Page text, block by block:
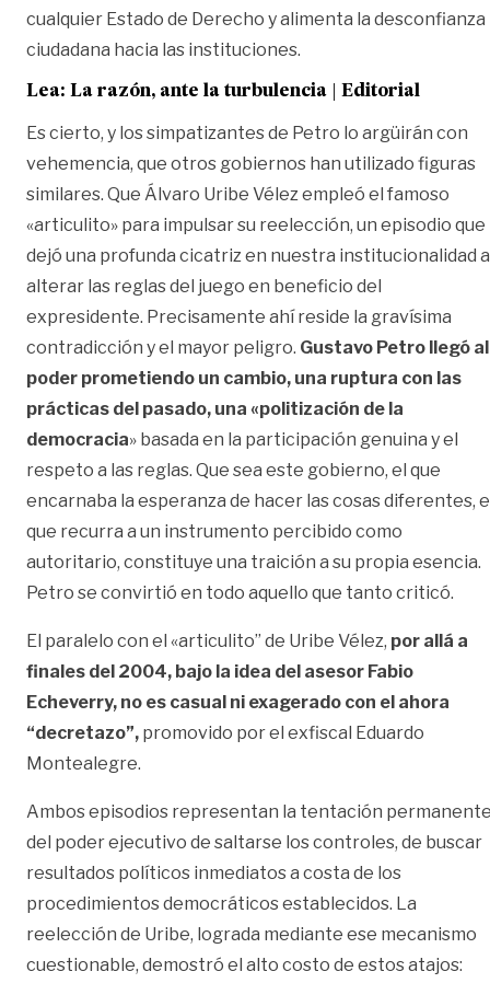
cualquier Estado de Derecho y alimenta la desconfianza
ciudadana hacia las instituciones.
Lea: La razón, ante la turbulencia | Editorial
Es cierto, y los simpatizantes de Petro lo argüirán con
vehemencia, que otros gobiernos han utilizado figuras
similares. Que Álvaro Uribe Vélez empleó el famoso
«articulito» para impulsar su reelección, un episodio que
dejó una profunda cicatriz en nuestra institucionalidad
alterar las reglas del juego en beneficio del
expresidente. Precisamente ahí reside la gravísima
contradicción y el mayor peligro. Gustavo Petro llegó al
poder prometiendo un cambio, una ruptura con las
prácticas del pasado, una «politización de la
democracia» basada en la participación genuina y el
respeto a las reglas. Que sea este gobierno, el que
encarnaba la esperanza de hacer las cosas diferentes,
que recurra a un instrumento percibido como
autoritario, constituye una traición a su propia esencia.
Petro se convirtió en todo aquello que tanto criticó.
El paralelo con el «articulito” de Uribe Vélez, por allá a
finales del 2004, bajo la idea del asesor Fabio
Echeverry, no es casual ni exagerado con el ahora
“decretazo”, promovido por el exfiscal Eduardo
Montealegre.
Ambos episodios representan la tentación
del poder ejecutivo de saltarse los controles, de buscar
resultados políticos inmediatos a costa de los
procedimientos democráticos establecidos. La
reelección de Uribe, lograda mediante ese mecanismo
cuestionable, demostró el alto costo de estos atajos: